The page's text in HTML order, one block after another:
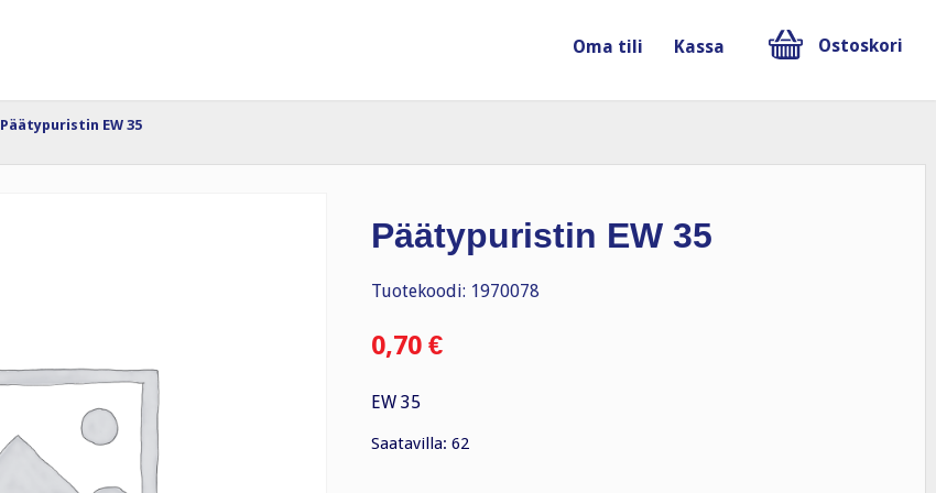
Oma tili Kassa Ostoskori
Päätypuristin EW 35
Päätypuristin EW 35
Tuotekoodi: 1970078
0,70 €
EW 35
Saatavilla: 62